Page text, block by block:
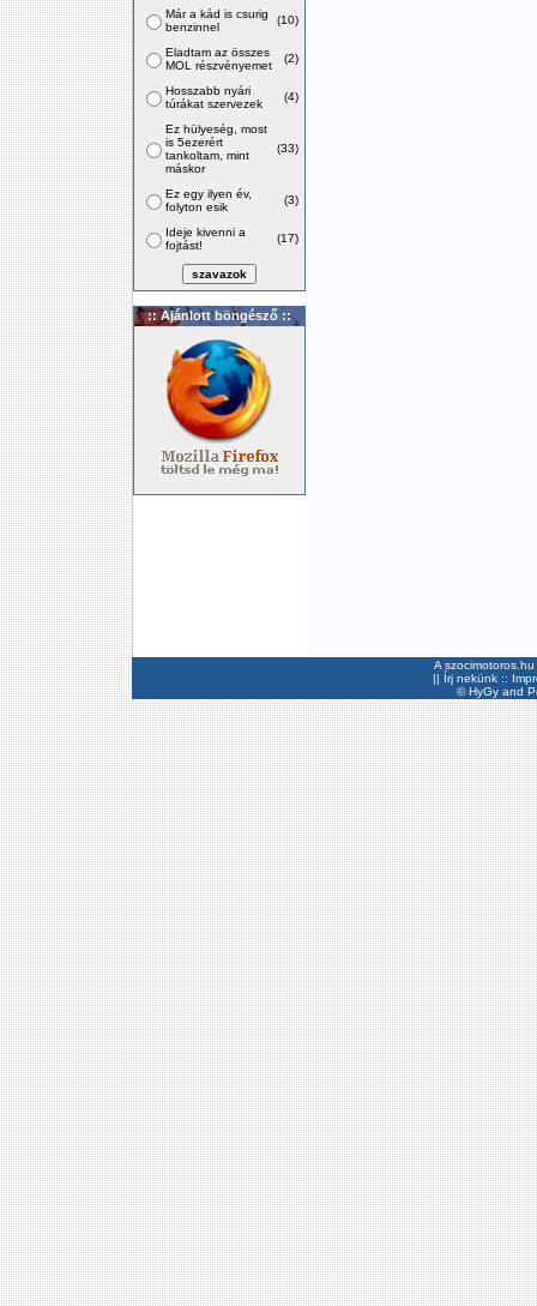
Már a kád is csurig
benzinnel
(10)
Eladtam az összes
MOL részvényemet
(2)
Hosszabb nyári
túrákat szervezek
(4)
Ez hülyeség, most
is 5ezerért
tankoltam, mint
máskor
(33)
Ez egy ilyen év,
folyton esik
(3)
Ideje kivenni a
fojtást!
(17)
:: Ajánlott böngésző ::
A
|| Írj nekünk ::
©HyGyand